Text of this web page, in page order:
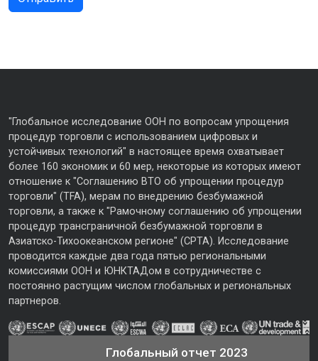
"Глобальное исследование ООН по вопросам упрощения
процедур торговли с использованием цифровых и
устойчивых технологий" в настоящее время охватывает
более 160 экономик и 60 мер, некоторые из которых имеют
отношение к "Соглашению ВТО об упрощении процедур
торговли" (TFA), мерам по внедрению безбумажной
торговли, а также к "Рамочному соглашению об упрощении
процедур трансграничной безбумажной торговли в
Азиатско-Тихоокеанском регионе" (CPTA). Исследование
проводится каждые два года пятью региональными
комиссиями ООН и ЮНКТАДом в сотрудничестве с
постоянно растущим числом глобальных и региональных
партнеров.
Глобальный отчет 2023